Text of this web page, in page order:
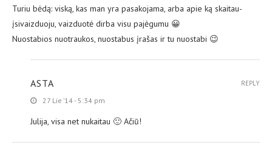
Turiu bėdą: viską, kas man yra pasakojama, arba apie ką skaitau-
įsivaizduoju, vaizduotė dirba visu pajėgumu 😀
Nuostabios nuotraukos, nuostabus įrašas ir tu nuostabi 😉
ASTA
27 Lie ’14 - 5:34 pm
Julija, visa net nukaitau 🙂 Ačiū!
REPLY